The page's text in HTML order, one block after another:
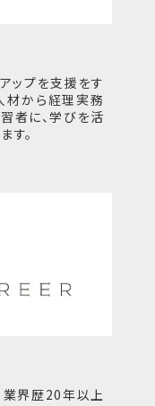
ップを支援をす
材から経理実務
者に、学びを活
す。
業界歴20年以上